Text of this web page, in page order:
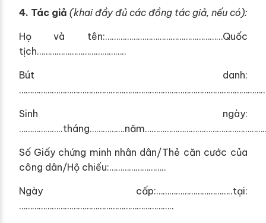
4. Tác giả (khai đầy đủ các đồng tác giả, nếu có):
Họ và tên:………………………………………………Quốc
tịch…………………………………..
Bút danh:
Sinh ngày:
Số Giấy chứng minh nhân dân/Thẻ căn cước của
công dân/Hộ chiếu:……………………..
Ngày cấp:……………………………..tại:
……………………………………………………………..